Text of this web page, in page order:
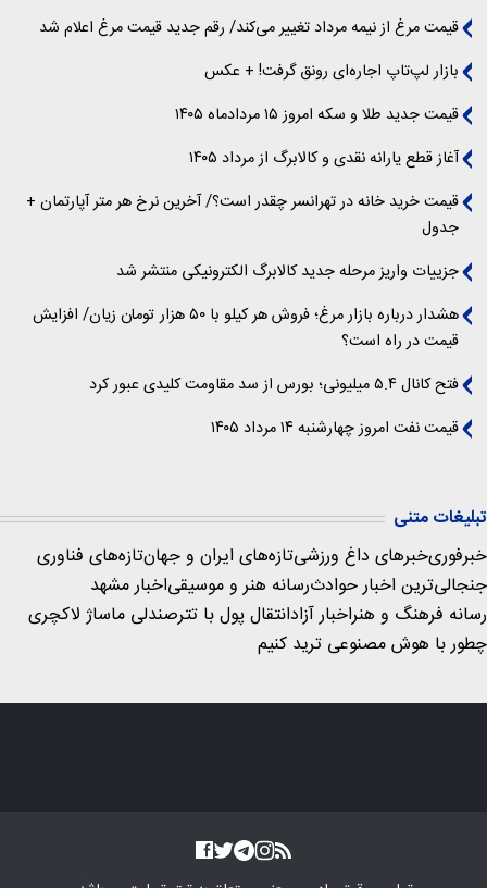
قیمت مرغ از نیمه مرداد تغییر می‌کند/ رقم جدید قیمت مرغ اعلام شد
بازار لپ‌تاپ اجاره‌ای رونق گرفت! + عکس
قیمت جدید طلا و سکه امروز ۱۵ مردادماه ۱۴۰۵
آغاز قطع یارانه نقدی و کالابرگ از مرداد ۱۴۰۵
قیمت خرید خانه در تهرانسر چقدر است؟/ آخرین نرخ هر متر آپارتمان +
جدول
جزییات واریز مرحله جدید کالابرگ الکترونیکی منتشر شد
هشدار درباره بازار مرغ؛ فروش هر کیلو با ۵۰ هزار تومان زیان/ افزایش
قیمت در راه است؟
فتح کانال ۵.۴ میلیونی؛ بورس از سد مقاومت کلیدی عبور کرد
قیمت نفت امروز چهارشنبه ۱۴ مرداد ۱۴۰۵
تبلیغات متنی
خبرفوریخبرهای داغ ورزشیتازه‌های ایران و جهانتازه‌های فناوری
جنجالی‌ترین اخبار حوادثرسانه هنر و موسیقیاخبار مشهد
رسانه فرهنگ و هنراخبار آزادانتقال پول با تترصندلی ماساژ لاکچری
چطور با هوش مصنوعی ترید کنیم